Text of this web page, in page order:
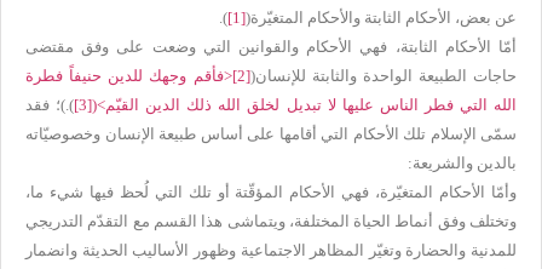
عن بعض، الأحكام الثابتة والأحكام المتغيّرة([1]
).
أمّا الأحكام الثابتة، فهي الأحكام والقوانين التي وضعت على وفق مقتضى
حاجات الطبيعة الواحدة والثابتة للإنسان([2]
>فأقم وجهك للدين حنيفاً فطرة
الله التي فطر الناس عليها لا تبديل لخلق الله ذلك الدين القيّم<
(
[3]
).)؛ فقد
سمّى الإسلام تلك الأحكام التي أقامها على أساس طبيعة الإنسان وخصوصيّاته
بالدين والشريعة:
وأمّا الأحكام المتغيّرة، فهي الأحكام المؤقّتة أو تلك التي لُحظ فيها شيء ما،
وتختلف وفق أنماط الحياة المختلفة، ويتماشى هذا القسم مع التقدّم التدريجي
للمدنية والحضارة وتغيّر المظاهر الاجتماعية وظهور الأساليب الحديثة وانضمار